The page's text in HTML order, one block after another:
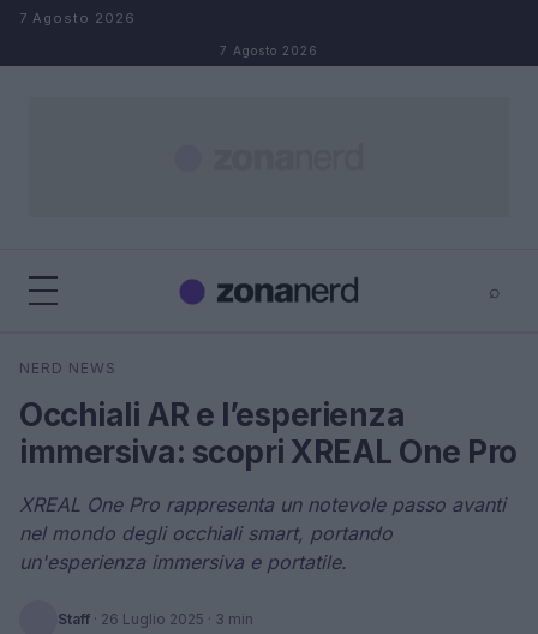
Salta al contenuto
7 Agosto 2026
7 Agosto 2026
⌕
Cerca
NERD NEWS
Occhiali AR e l’esperienza
immersiva: scopri XREAL One Pro
XREAL One Pro rappresenta un notevole passo avanti
nel mondo degli occhiali smart, portando
un'esperienza immersiva e portatile.
Staff · 26 Luglio 2025 · 3 min